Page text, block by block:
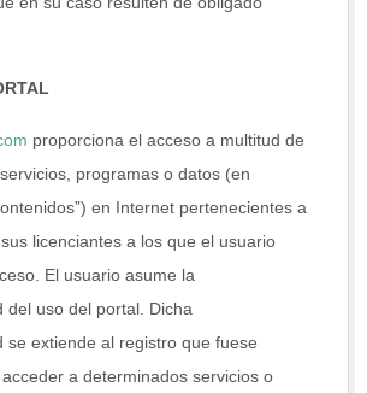
proporciona el acceso a multitud de
programas o datos (en
en Internet pertenecientes a
licenciantes a los que el usuario
El usuario asume la
del uso del portal. Dicha
se extiende al registro que fuese
a determinados servicios o